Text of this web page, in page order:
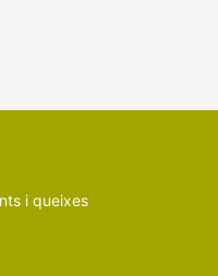
i queixes